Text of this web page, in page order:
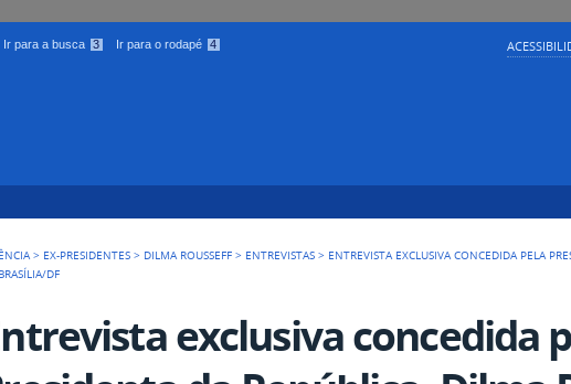
Ir para a busca 3 Ir para o rodapé 4
> EX-PRESIDENTES > DILMA ROUSSEFF > ENTREVISTAS > ENTREVISTA EXCLUSIVA CONCEDIDA PELA
DF
exclusiva concedida